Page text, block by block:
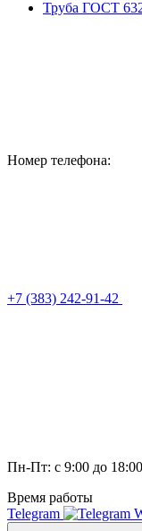
Труба ГОСТ
Номер телефона:
+7 (383) 242-91-42
Пн-Пт: с 9:00 до 18:00
Время работы
Telegram